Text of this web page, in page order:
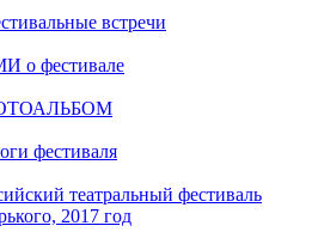
встречи
о фестивале
фестиваля
театральный фестиваль
2017 год